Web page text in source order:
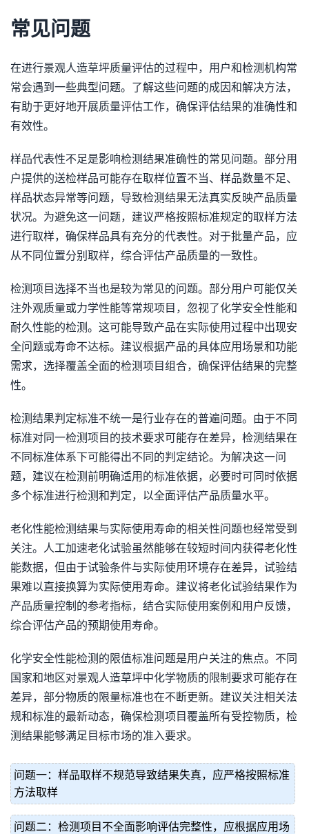
常见问题
在进行景观人造草坪质量评估的过程中，用户和检测机构常
常会遇到一些典型问题。了解这些问题的成因和解决方法，
有助于更好地开展质量评估工作，确保评估结果的准确性和
有效性。
样品代表性不足是影响检测结果准确性的常见问题。部分用
户提供的送检样品可能存在取样位置不当、样品数量不足、
样品状态异常等问题，导致检测结果无法真实反映产品质量
状况。为避免这一问题，建议严格按照标准规定的取样方法
进行取样，确保样品具有充分的代表性。对于批量产品，应
从不同位置分别取样，综合评估产品质量的一致性。
检测项目选择不当也是较为常见的问题。部分用户可能仅关
注外观质量或力学性能等常规项目，忽视了化学安全性能和
耐久性能的检测。这可能导致产品在实际使用过程中出现安
全问题或寿命不达标。建议根据产品的具体应用场景和功能
需求，选择覆盖全面的检测项目组合，确保评估结果的完整
性。
检测结果判定标准不统一是行业存在的普遍问题。由于不同
标准对同一检测项目的技术要求可能存在差异，检测结果在
不同标准体系下可能得出不同的判定结论。为解决这一问
题，建议在检测前明确适用的标准依据，必要时可同时依据
多个标准进行检测和判定，以全面评估产品质量水平。
老化性能检测结果与实际使用寿命的相关性问题也经常受到
关注。人工加速老化试验虽然能够在较短时间内获得老化性
能数据，但由于试验条件与实际使用环境存在差异，试验结
果难以直接换算为实际使用寿命。建议将老化试验结果作为
产品质量控制的参考指标，结合实际使用案例和用户反馈，
综合评估产品的预期使用寿命。
化学安全性能检测的限值标准问题是用户关注的焦点。不同
国家和地区对景观人造草坪中化学物质的限制要求可能存在
差异，部分物质的限量标准也在不断更新。建议关注相关法
规和标准的最新动态，确保检测项目覆盖所有受控物质，检
测结果能够满足目标市场的准入要求。
问题一：样品取样不规范导致结果失真，应严格按照标准
方法取样
问题二：检测项目不全面影响评估完整性，应根据应用场